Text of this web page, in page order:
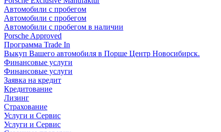
Автомобили с пробегом
Автомобили с пробегом
Автомобили с пробегом в наличии
Porsche Approved
Программа Trade In
Выкуп Вашего автомобиля в Порше Центр Новосибирск.
Финансовые услуги
Финансовые услуги
Заявка на кредит
Кредитование
Лизинг
Страхование
Услуги и Сервис
Услуги и Сервис